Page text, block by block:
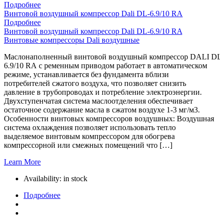
Подробнее
Винтовой воздушный компрессор Dali DL-6.9/10 RA
Подробнее
Винтовой воздушный компрессор Dali DL-6.9/10 RA
Винтовые компрессоры Dali воздушные
Маслонаполненный винтовой воздушный компрессор DALI
6.9/10 RA с ременным приводом работает в автоматическом
режиме, устанавливается без фундамента вблизи
потребителей сжатого воздуха, что позволяет снизить
давление в трубопроводах и потребление электроэнергии.
Двухступенчатая система маслоотделения обеспечивает
остаточное содержание масла в сжатом воздухе 1-3 мг/м3.
Особенности винтовых компрессоров воздушных: Воздушная
система охлаждения позволяет использовать тепло
выделяемое винтовым компрессором для обогрева
компрессорной или смежных помещений что […]
Learn More
Availability: in stock
Подробнее